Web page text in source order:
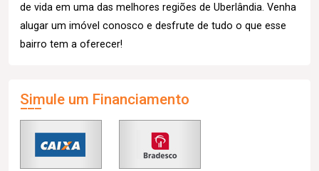
de vida em uma das melhores regiões de Uberlândia. Venha
alugar um imóvel conosco e desfrute de tudo o que esse
bairro tem a oferecer!
Simule um Financiamento